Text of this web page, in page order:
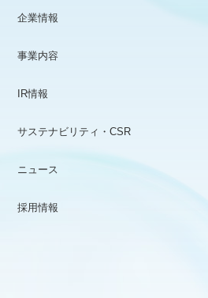
企業情報
事業内容
IR情報
サステナビリティ・CSR
ニュース
採用情報